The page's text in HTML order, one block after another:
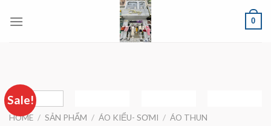
0
Sale!
HOME / SẢN PHẨM / ÁO KIỂU- SƠMI / ÁO THUN